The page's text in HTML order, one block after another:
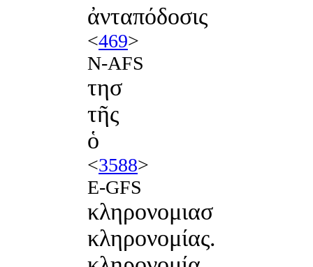
ἀνταπόδοσις
<469>
N-AFS
τησ
τῆς
ὁ
<3588>
E-GFS
κληρονομιασ
κληρονομίας.